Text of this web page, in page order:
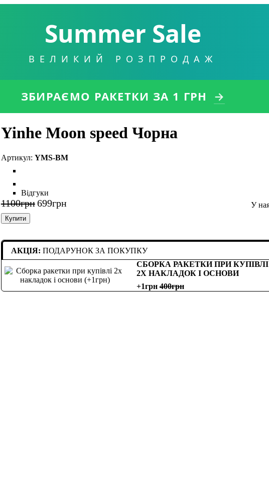
Summer Sale
ВЕЛИКИЙ РОЗПРОДАЖ
ЗБИРАЄМО РАКЕТКИ ЗА 1 ГРН →
Yinhe Moon speed Чорна
YMS-BM
Відгуки
1100грн699грн
Купити
АКЦІЯ: ПОДАРУНОК ЗА ПОКУПКУ
СБОРКА РАКЕТКИ ПРИ КУПІВЛІ
2Х НАКЛАДОК І ОСНОВИ
+1грн 400